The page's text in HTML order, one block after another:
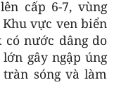
cấp 6-7, vùng
Khu vực ven biển
nước dâng do
lớn gây ngập úng
sóng và làm